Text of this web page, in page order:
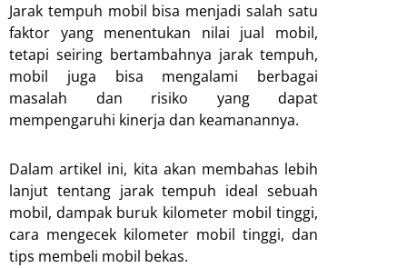
Jarak tempuh mobil bisa menjadi salah satu
faktor yang menentukan nilai jual mobil,
tetapi seiring bertambahnya jarak tempuh,
mobil juga bisa mengalami berbagai
masalah dan risiko yang dapat
mempengaruhi kinerja dan keamanannya.
Dalam artikel ini, kita akan membahas lebih
lanjut tentang jarak tempuh ideal sebuah
mobil, dampak buruk kilometer mobil tinggi,
cara mengecek kilometer mobil tinggi, dan
tips membeli mobil bekas.